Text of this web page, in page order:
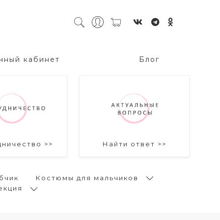
кабинет Блог
>> Найти ответ >>
Костюмы для мальчиков